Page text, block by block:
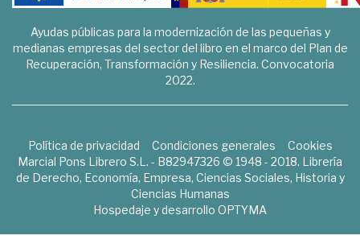
Ayudas públicas para la modernización de las pequeñas y
medianas empresas del sector del libro en el marco del Plan de
Recuperación, Transformación y Resiliencia. Convocatoria
2022.
Política de privacidad Condiciones generales
Cookies
Marcial Pons Librero S.L. - B82947326 © 1948 - 2018. Librería
de Derecho, Economía, Empresa, Ciencias Sociales, Historia y
Ciencias Humanas
Hospedaje y desarrollo OPTYMA